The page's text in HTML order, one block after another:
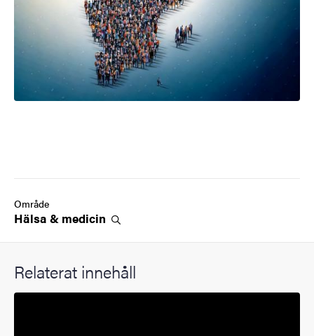
Område
Hälsa & medicin
Relaterat innehåll